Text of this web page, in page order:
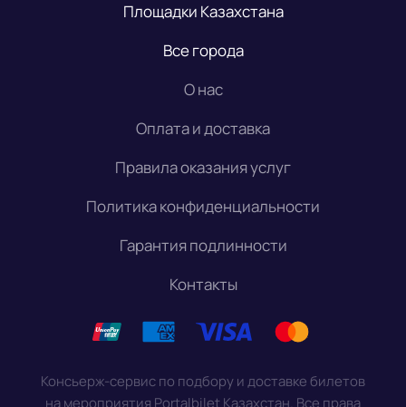
Площадки Казахстана
Все города
О нас
Оплата и доставка
Правила оказания услуг
Политика конфиденциальности
Гарантия подлинности
Контакты
Консьерж-сервис по подбору и доставке билетов